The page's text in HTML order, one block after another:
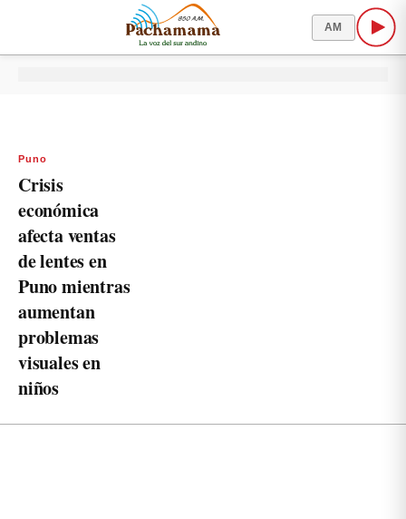
AM
Puno
Crisis
económica
afecta ventas
de lentes en
Puno mientras
aumentan
problemas
visuales en
niños